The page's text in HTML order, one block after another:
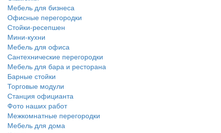
Мебель для бизнеса
Офисные перегородки
Стойки-ресепшен
Мини-кухни
Мебель для офиса
Сантехнические перегородки
Мебель для бара и ресторана
Барные стойки
Торговые модули
Станция официанта
Фото наших работ
Межкомнатные перегородки
Мебель для дома